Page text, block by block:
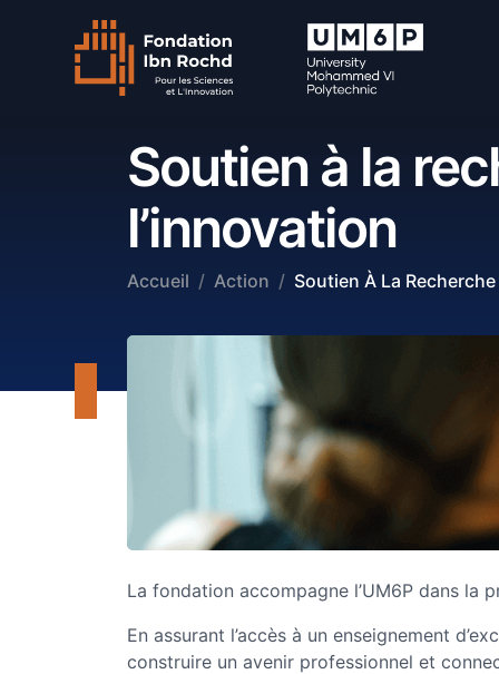
Soutien à la
l’innovation
Accueil Action Soutien À La
La fondation accompagne l’UM6P dans la
En assurant l’accès à un enseignement
construire un avenir professionnel et